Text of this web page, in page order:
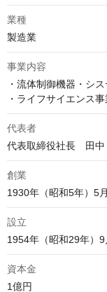
業種
製造業
事業内容
・流体制御機器・シ
・ライフサイエンス
代表者
代表取締役社長　田
創業
1930年（昭和5年）5月
設立
1954年（昭和29年）9
資本金
1億円